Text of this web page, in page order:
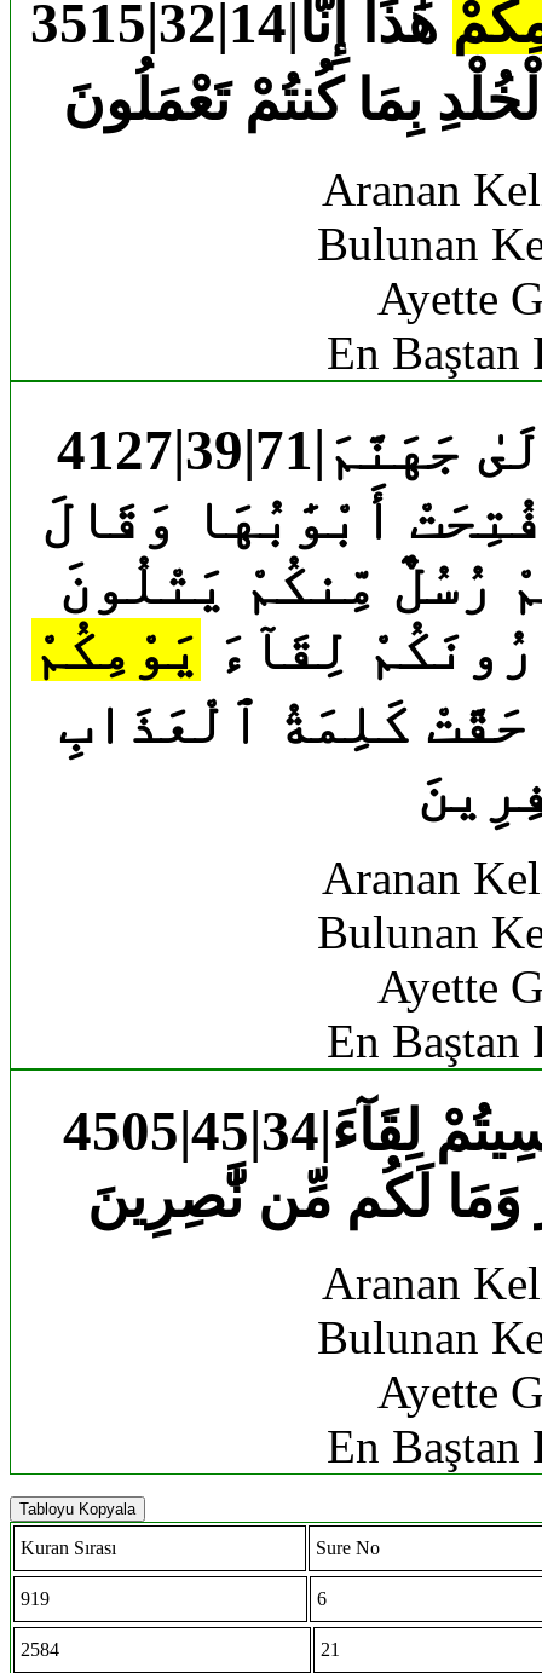
هَٰذَآ إِنَّا
بِمَا كُنتُمْ تَعْمَلُونَ
Aranan
Bulunan
Ayette
En Baştan
4127|39|71|وَسِيقَ ٱلَّذِينَ كَفَرُوٓا۟ إِلَىٰ جَهَنَّمَ
أَبْوَٰبُهَا وَقَالَ
رُسُلٌ مِّنكُمْ يَتْلُونَ
لِقَآءَ يَوْمِكُمْ
كَلِمَةُ ٱلْعَذَابِ
Aranan
Bulunan
Ayette
En Baştan
لِقَآءَ
وَمَا لَكُم مِّن نَّٰصِرِينَ
Aranan
Bulunan
Ayette
En Baştan
Tabloyu Kopyala
Kuran Sırası Sure No
919 6
2584 21